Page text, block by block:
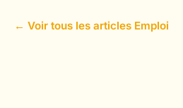
← Voir tous les articles Emploi